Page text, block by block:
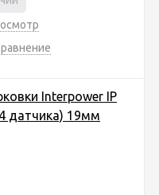
Interpower IP
датчика) 19мм